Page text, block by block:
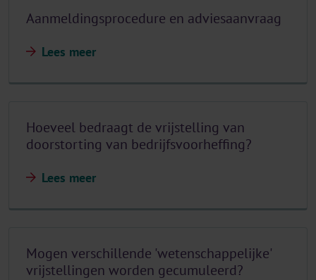
Aanmeldingsprocedure en adviesaanvraag
Lees meer
Hoeveel bedraagt de vrijstelling van
doorstorting van bedrijfsvoorheffing?
Lees meer
Mogen verschillende 'wetenschappelijke'
vrijstellingen worden gecumuleerd?